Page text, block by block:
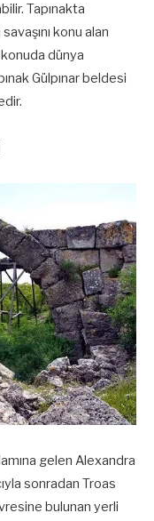
Tapınakta
konu alan
dünya
Gülpınar beldesi
gelen Alexandra
sonradan Troas
bulunan yerli